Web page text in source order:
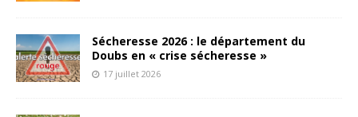
Sécheresse 2026 : le département du
Doubs en « crise sécheresse »
17 juillet 2026